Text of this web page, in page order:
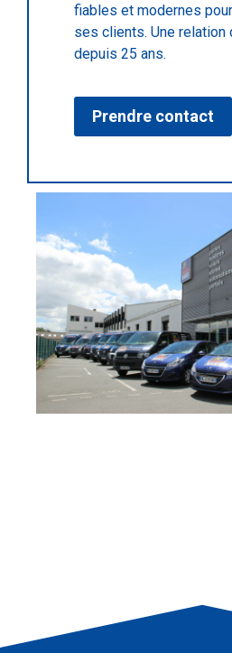
fiables et modernes
ses clients. Une relation
depuis 25 ans.
Prendre contact